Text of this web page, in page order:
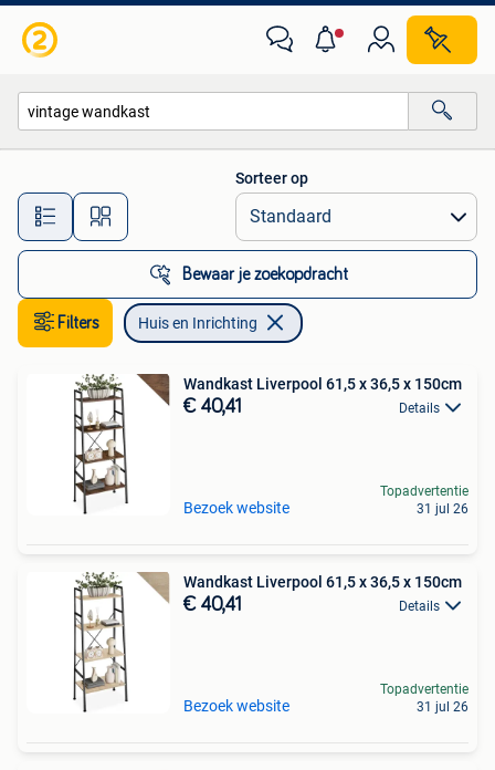
Alle afstanden…
Sorteer op
Bewaar je zoekopdracht
Filters Huis en Inrichting
Wandkast Liverpool 61,5 x 36,5 x 150cm
€ 40,41 Details
Bezoek website
Topadvertentie
31 jul 26
Wandkast Liverpool 61,5 x 36,5 x 150cm
€ 40,41 Details
Bezoek website
Topadvertentie
31 jul 26